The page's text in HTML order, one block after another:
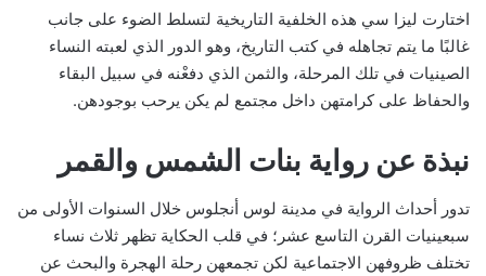
اختارت ليزا سي هذه الخلفية التاريخية لتسلط الضوء على جانب
غالبًا ما يتم تجاهله في كتب التاريخ، وهو الدور الذي لعبته النساء
الصينيات في تلك المرحلة، والثمن الذي دفعْنه في سبيل البقاء
والحفاظ على كرامتهن داخل مجتمع لم يكن يرحب بوجودهن.
نبذة عن رواية بنات الشمس والقمر
تدور أحداث الرواية في مدينة لوس أنجلوس خلال السنوات الأولى من
سبعينيات القرن التاسع عشر؛ في قلب الحكاية تظهر ثلاث نساء
تختلف ظروفهن الاجتماعية لكن تجمعهن رحلة الهجرة والبحث عن